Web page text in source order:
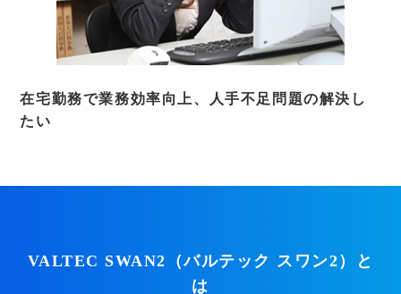
在宅勤務で業務効率向上、人手不足問題の解決し
たい
VALTEC SWAN2（バルテック スワン2）と
は